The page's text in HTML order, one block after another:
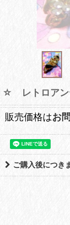
☆ レトロア
販売価格はお
ご購入後につき